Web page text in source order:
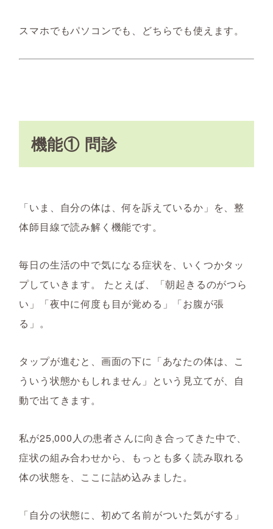
スマホでもパソコンでも、どちらでも使えます。
機能① 問診
「いま、自分の体は、何を訴えているか」を、整
体師目線で読み解く機能です。
毎日の生活の中で気になる症状を、いくつかタッ
プしていきます。 たとえば、「朝起きるのがつら
い」「夜中に何度も目が覚める」「お腹が張
る」。
タップが進むと、画面の下に「あなたの体は、こ
ういう状態かもしれません」という見立てが、自
動で出てきます。
私が25,000人の患者さんに向き合ってきた中で、
症状の組み合わせから、もっとも多く読み取れる
体の状態を、ここに詰め込みました。
「自分の状態に、初めて名前がついた気がする」